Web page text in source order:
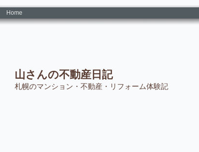
Home
山さんの不動産日記
札幌のマンション・不動産・リフォーム体験記